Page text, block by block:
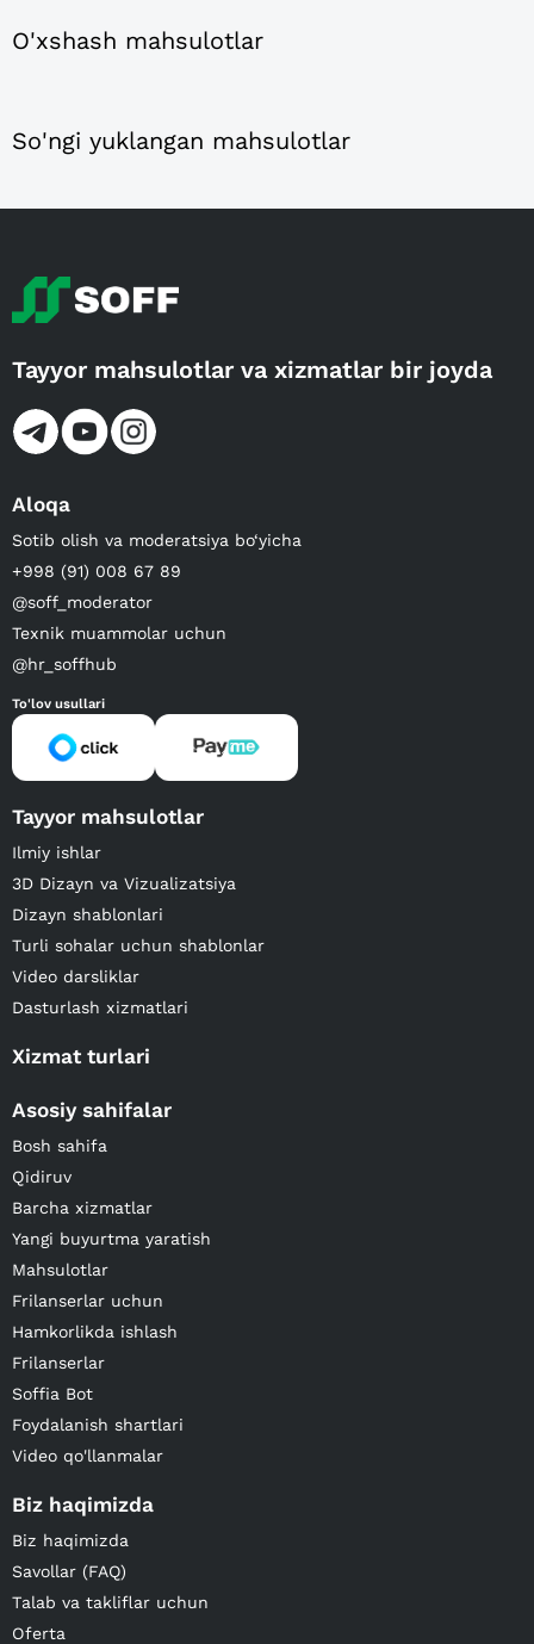
O'xshash mahsulotlar
So'ngi yuklangan mahsulotlar
Tayyor mahsulotlar va xizmatlar bir joyda
Aloqa
Sotib olish va moderatsiya bo‘yicha
+998 (91) 008 67 89
@soff_moderator
Texnik muammolar uchun
@hr_soffhub
To'lov usullari
Tayyor mahsulotlar
Ilmiy ishlar
3D Dizayn va Vizualizatsiya
Dizayn shablonlari
Turli sohalar uchun shablonlar
Video darsliklar
Dasturlash xizmatlari
Xizmat turlari
Asosiy sahifalar
Bosh sahifa
Qidiruv
Barcha xizmatlar
Yangi buyurtma yaratish
Mahsulotlar
Frilanserlar uchun
Hamkorlikda ishlash
Frilanserlar
Soffia Bot
Foydalanish shartlari
Video qo'llanmalar
Biz haqimizda
Biz haqimizda
Savollar (FAQ)
Talab va takliflar uchun
Oferta